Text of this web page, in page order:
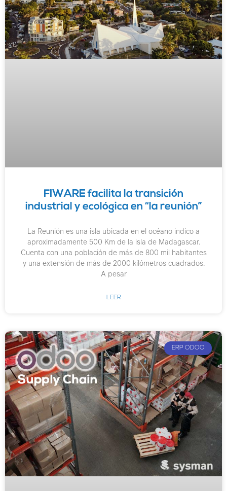
FIWARE facilita la transición
industrial y ecológica en “la reunión”
La Reunión es una isla ubicada en el océano indico a
aproximadamente 500 Km de la isla de Madagascar.
Cuenta con una población de más de 800 mil habitantes
y una extensión de más de 2000 kilómetros cuadrados.
A pesar
LEER
ERP ODOO